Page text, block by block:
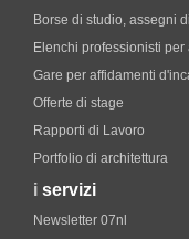
Borse di studio, assegni
Elenchi professionisti
Gare per affidamenti
Offerte di stage
Rapporti di Lavoro
Portfolio di architettura
i servizi
Newsletter 07nl